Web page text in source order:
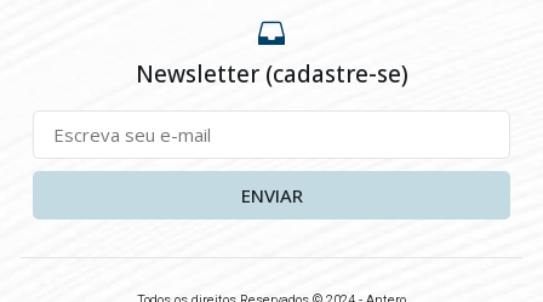
Newsletter (cadastre-se)
ENVIAR